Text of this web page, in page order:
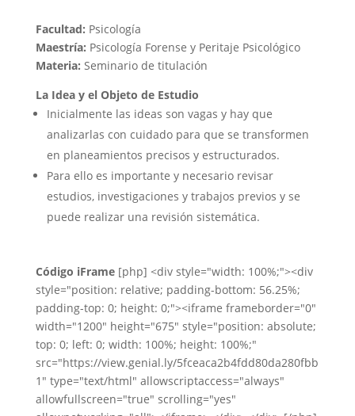
Facultad: Psicología
Maestría: Psicología Forense y Peritaje Psicológico
Materia: Seminario de titulación
La Idea y el Objeto de Estudio
Inicialmente las ideas son vagas y hay que
analizarlas con cuidado para que se transformen
en planeamientos precisos y estructurados.​
Para ello es importante y necesario revisar
estudios, investigaciones y trabajos previos y se
puede realizar una revisión sistemática.​
Código iFrame[php] <div style="width: 100%;"><div
style="position: relative; padding-bottom: 56.25%;
padding-top: 0; height: 0;"><iframe frameborder="0"
width="1200" height="675" style="position: absolute;
top: 0; left: 0; width: 100%; height: 100%;"
src="https://view.genial.ly/5fceaca2b4fdd80da280fbb
1" type="text/html" allowscriptaccess="always"
allowfullscreen="true" scrolling="yes"